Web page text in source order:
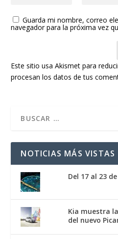
Guarda mi nombre, correo
navegador para la próxima vez
Este sitio usa Akismet para
procesan los datos de tus
NOTICIAS MÁS VISTAS
Del 17 al 23
Kia muestra
del nuevo